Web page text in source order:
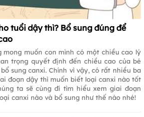
tuổi dậy thì? Bổ sung đúng để
mong muốn con mình có một chiều cao lý
trọng quyết định đến chiều cao của bé
sung canxi. Chính vì vậy, có rất nhiều ba
đoạn dậy thì muốn biết loại canxi nào tốt
ta sẽ cùng đi tìm hiểu xem giai đoạn
canxi nào và bổ sung như thế nào nhé!